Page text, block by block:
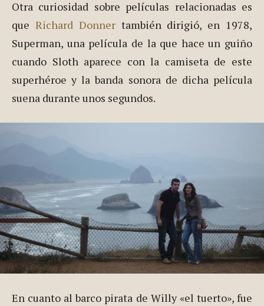
Otra curiosidad sobre películas relacionadas es
que Richard Donnertambién dirigió, en 1978,
Superman, una película de la que hace un guiño
cuando Sloth aparece con la camiseta de este
superhéroe y la banda sonora de dicha película
suena durante unos segundos.
En cuanto al barco pirata de Willy «el tuerto», fue